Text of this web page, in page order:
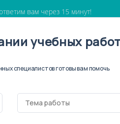
вам через 15 минут!
учебных
специалистов готовы вам помочь